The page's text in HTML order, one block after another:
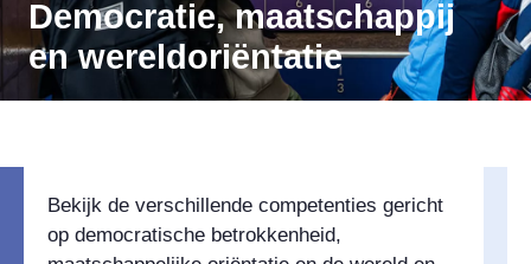
Democratie, maatschappij
en wereldoriëntatie
Bekijk de verschillende competenties gericht
op democratische betrokkenheid,